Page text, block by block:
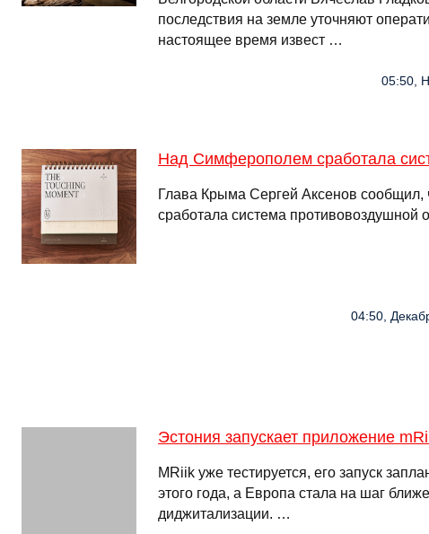
последствия на земле уточняют
настоящее время извест …
05:50,
Над Симферополем сработала
Глава Крыма Сергей Аксенов
сработала система
04:50,
Эстония запускает приложение
MRiik уже тестируется, его запуск
этого года, а Европа стала на шаг
диджитализации. …